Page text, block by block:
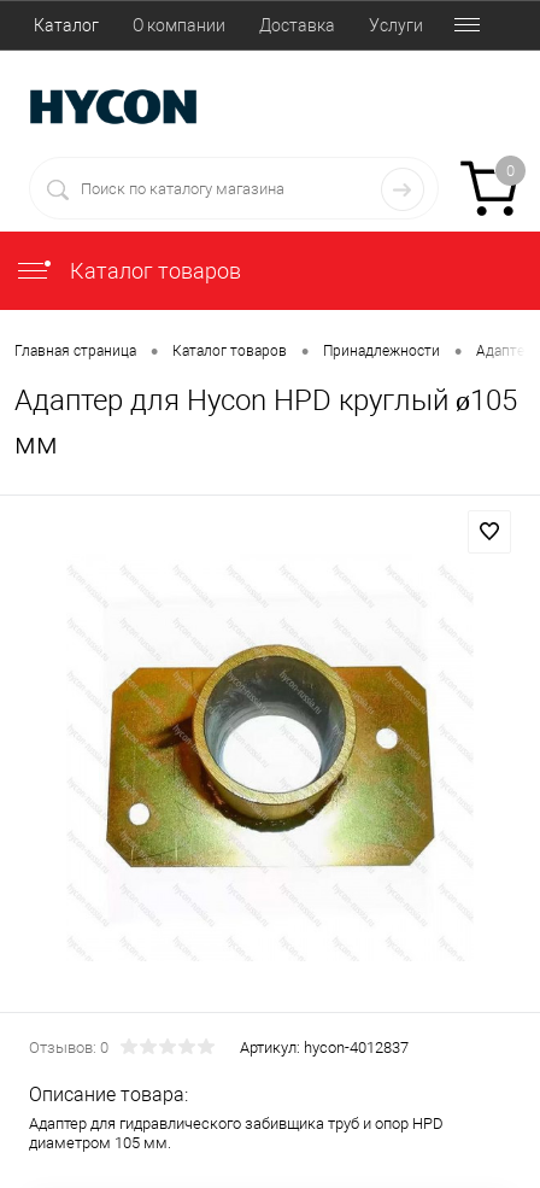
Каталог О компании Доставка Услуги
0
Каталог товаров
Главная страница • Каталог товаров • Принадлежности •
Адаптер для Hycon HPD круглый ø105
мм
Отзывов: 0 Артикул: hycon-4012837
Описание товара:
Адаптер для гидравлического забивщика труб и опор HPD
диаметром 105 мм.